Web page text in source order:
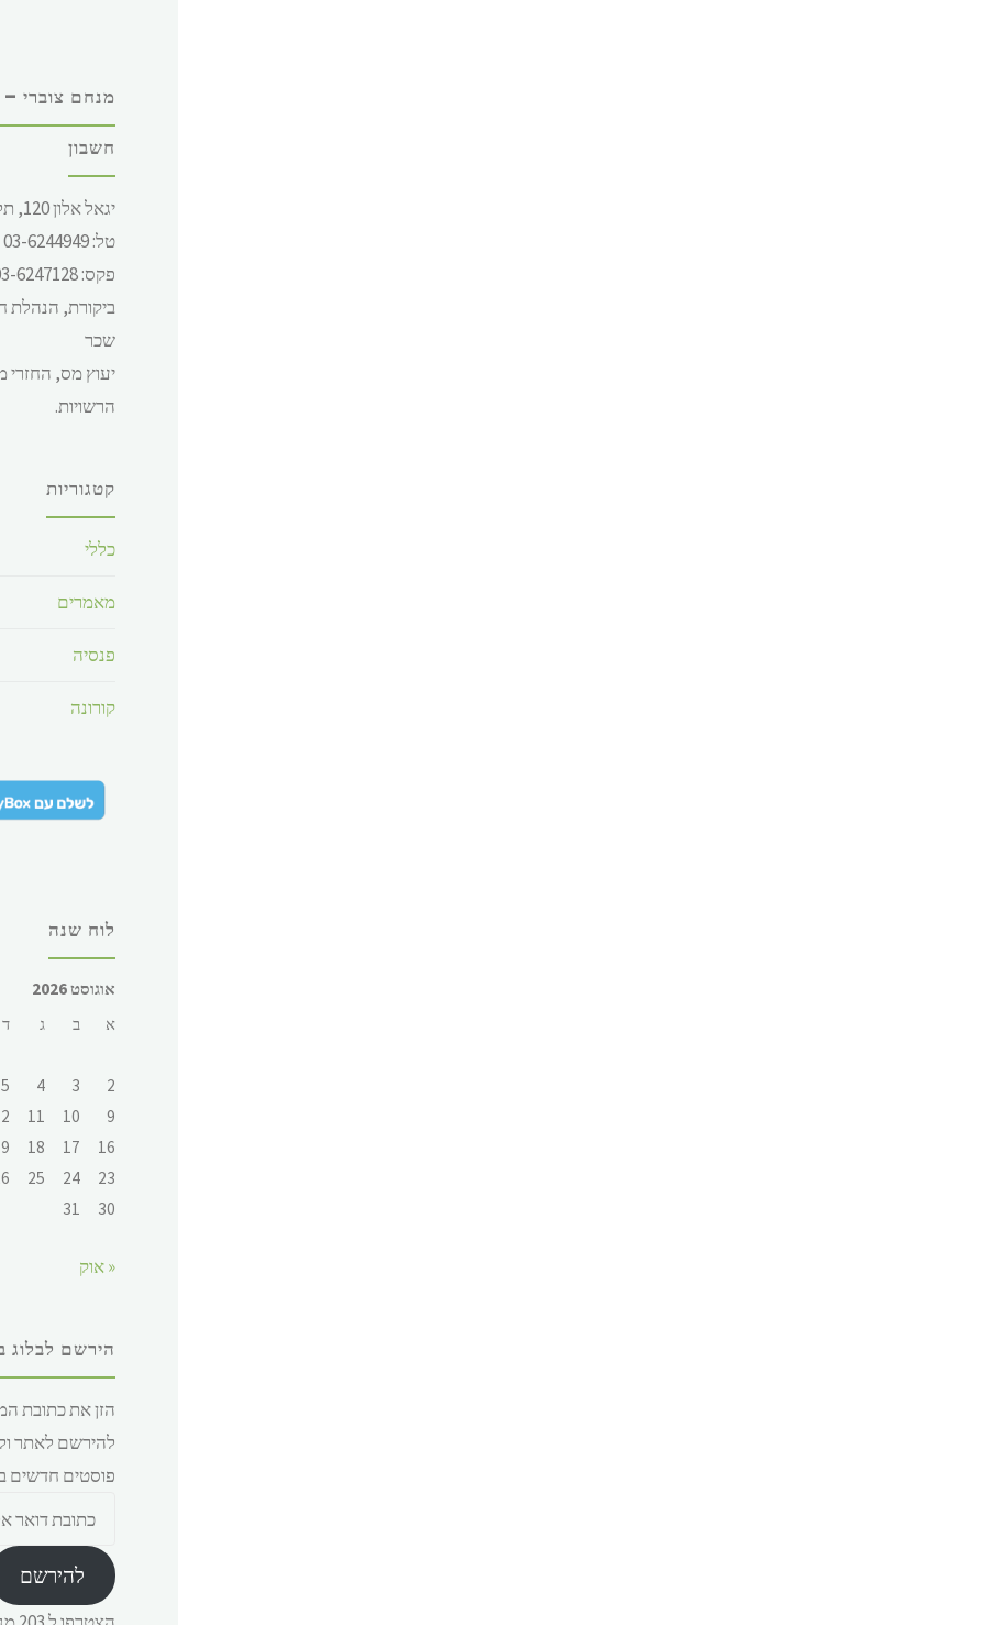
שכר המינימום
עבור 5
מנחם צוברי
חשבון
יגאל אלון 120, תל אביב
טל: 03-6244949
פקס: 03-6247128
ביקורת, הנהלת
שכר
יעוץ מס, החזרי
הרשויות.
קטגוריות
כללי
מאמרים
פנסיה
קורונה
לוח שנה
אוגוסט 2026
א
ב ג ד
2
3
4
5
9
10
11
16
17
18
23
24
25
30
31
« אוק
הירשם לבלוג
הזן את כתובת
להירשם לאתר
פוסטים חדשים
דואר
אלקטרונילהירשם